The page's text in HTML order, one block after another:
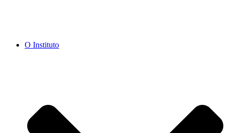
O Instituto